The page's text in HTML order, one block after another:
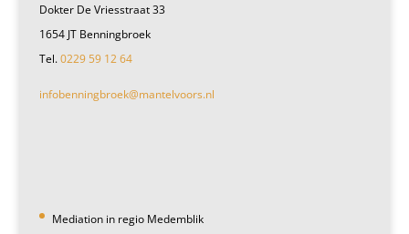
Dokter De Vriesstraat 33
1654 JT Benningbroek
Tel.0229 59 12 64
infobenningbroek@mantelvoors.nl
Mediation in regio Medemblik